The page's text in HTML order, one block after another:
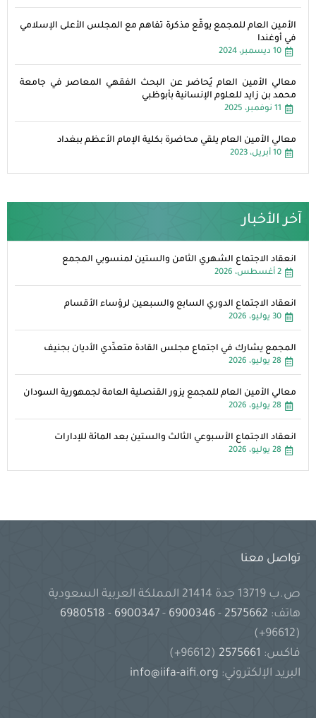
الأمين العام للمجمع يوقّع مذكرة تفاهم مع المجلس الأعلى الإسلامي
في أوغندا
10 ديسمبر، 2024
معالي الأمين العام يُحاضر عن البحث الفقهي المعاصر في جامعة
محمد بن زايد للعلوم الإنسانية بأبوظبي
11 نوفمبر، 2025
معالي الأمين العام يلقي محاضرة بكلية الإمام الأعظم ببغداد
10 أبريل، 2023
آخر الأخبار
انعقاد الاجتماع الشهري الثامن والستين لمنسوبي المجمع
2 أغسطس، 2026
انعقاد الاجتماع الدوري السابع والسبعين لرؤساء الأقسام
30 يوليو، 2026
المجمع يشارك في اجتماع مجلس القادة متعدِّدي الأديان بجنيف
28 يوليو، 2026
معالي الأمين العام للمجمع يزور القنصلية العامة لجمهورية السودان
28 يوليو، 2026
انعقاد الاجتماع الأسبوعي الثالث والستين بعد المائة للإدارات
28 يوليو، 2026
تواصل معنا
ص.ب 13719 جدة 21414 المملكة العربية السعودية
هاتف:
-
6900346
-
6900347
-
(96612+)
فاكس:
(96612+)
البريد الإلكتروني: info@iifa-aifi.org